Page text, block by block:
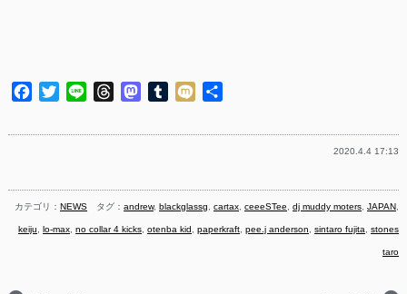
Facebook
TwitterLine ThreadsMastodon
Tumblr
Mixi
2020.4.4 17:13
カテゴリ： NEWS タグ：andrew, blackglassg,cartax,ceeeSTee,dj muddy moters,JAPAN,
keiju, lo-max,no collar 4 kicks,otenba kid ,paperkraft,pee.j anderson,sintaro fujita,stones
taro